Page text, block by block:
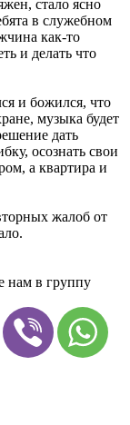
стало ясно
в служебном
как-то
и делать что
и божился, что
музыка будет
дать
осознать свои
а квартира и
жалоб от
нам в группу